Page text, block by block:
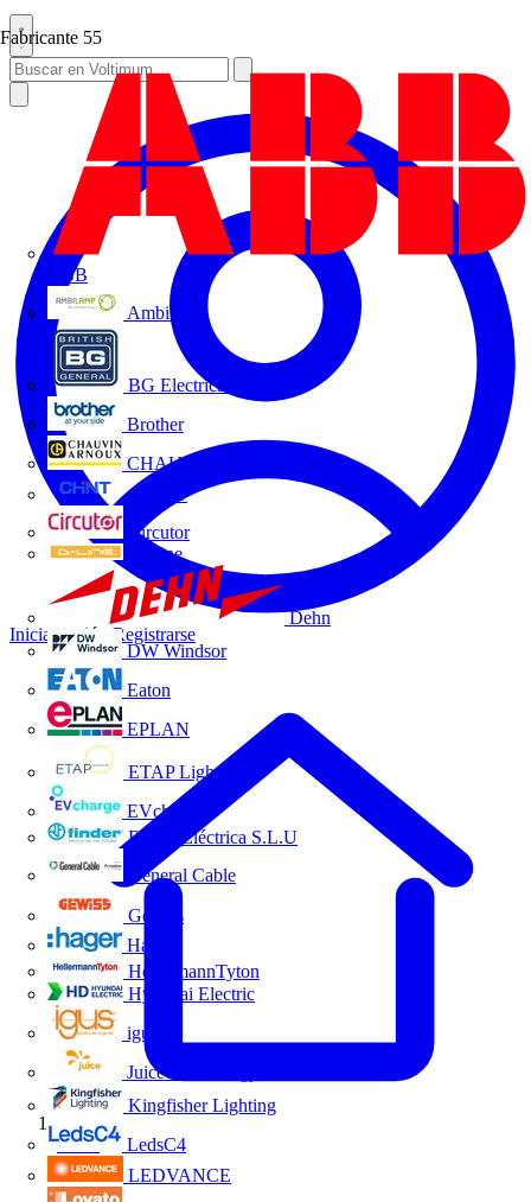
Fabricante 55
ABB
Ambilamp
BG Electrical
Brother
CHAUVIN ARNOUX
CHINT
Circutor
D-Line
Dehn
DW Windsor
Eaton
EPLAN
ETAP Lighting
EVcharge
Finder Eléctrica S.L.U
General Cable
Gewiss
Hager
HellermannTyton
Hyundai Electric
igus
Juice Technology
Kingfisher Lighting
LedsC4
LEDVANCE
Iniciar sesión Registrarse
Inicio